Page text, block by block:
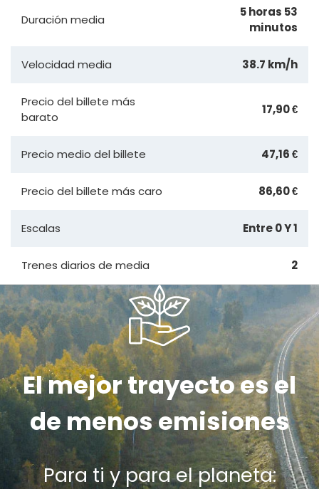
Duración media
5 horas 53
minutos
Velocidad media 38.7 km/h
Precio del billete más
barato
17,90 €
Precio medio del billete 47,16 €
Precio del billete más caro 86,60 €
Escalas Entre 0 Y 1
Trenes diarios de media 2
El mejor trayecto es el
de menos emisiones
Para ti y para el planeta: